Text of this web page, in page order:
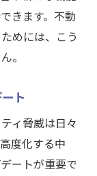
きます。不動
めには、こう
。
ト
ィ脅威は日々
度化する中
ートが重要で